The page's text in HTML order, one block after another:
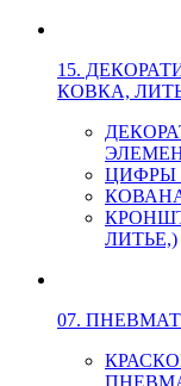
15.
КОВКА,
ЦИФРЫ
ЛИТЬЕ,)
07.